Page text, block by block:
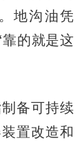
地沟油凭
靠的就是这
备可持续
置改造和